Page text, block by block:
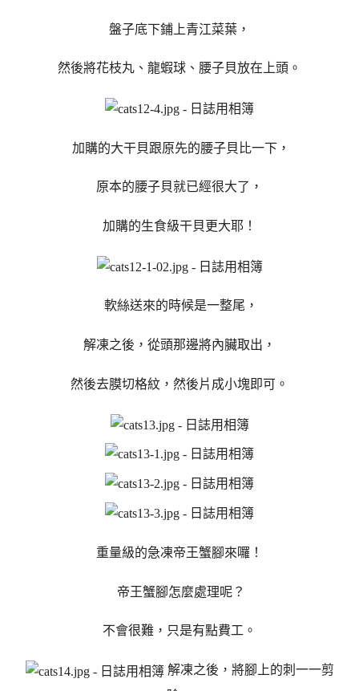
盤子底下鋪上青江菜葉，
然後將花枝丸、龍蝦球、腰子貝放在上頭。
加購的大干貝跟原先的腰子貝比一下，
原本的腰子貝就已經很大了，
加購的生食級干貝更大耶！
軟絲送來的時候是一整尾，
解凍之後，從頭那邊將內臟取出，
然後去膜切格紋，然後片成小塊即可。
重量級的急凍帝王蟹腳來囉！
帝王蟹腳怎麼處理呢？
不會很難，只是有點費工。
解凍之後，將腳上的刺一一剪